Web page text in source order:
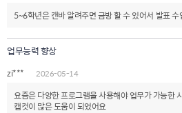
5~6학년은 캔바 알려주면 금방 할 수 있어서 발표
업무능력 향상
zi*** 2026-05-14
요즘은 다양한 프로그램을 사용해야 업무가 가능한
캡컷이 많은 도움이 되었어요